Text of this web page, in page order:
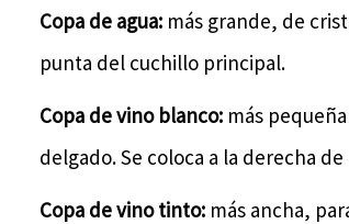
Copa de agua: más grande, de
punta del cuchillo principal.
Copa de vino blanco: más
delgado. Se coloca a la derecha
Copa de vino tinto: más ancha,